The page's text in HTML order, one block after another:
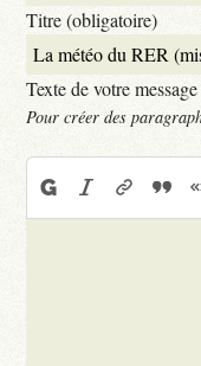
Titre (obligatoire)
Texte de votre
Pour créer des